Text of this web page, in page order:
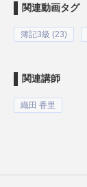
関連動画タグ
簿記3級 (23)
関連講師
織田 香里